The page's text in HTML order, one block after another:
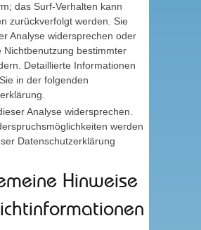
das Surf-Verhalten kann
zurückverfolgt werden. Sie
Analyse widersprechen oder
Nichtbenutzung bestimmter
Detaillierte Informationen
in der folgenden
Analyse widersprechen.
werden
Datenschutzerklärung
Hinweise